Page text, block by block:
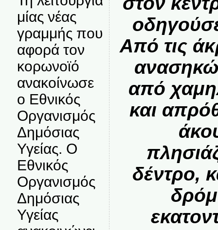
μίας νέας
γραμμής που
αφορά τον
κορωνοϊό
ανακοίνωσε
ο Εθνικός
Οργανισμός
Δημόσιας
Υγείας. Ο
Εθνικός
Οργανισμός
Δημόσιας
Υγείας
Από τις
από
και
δέντρο,